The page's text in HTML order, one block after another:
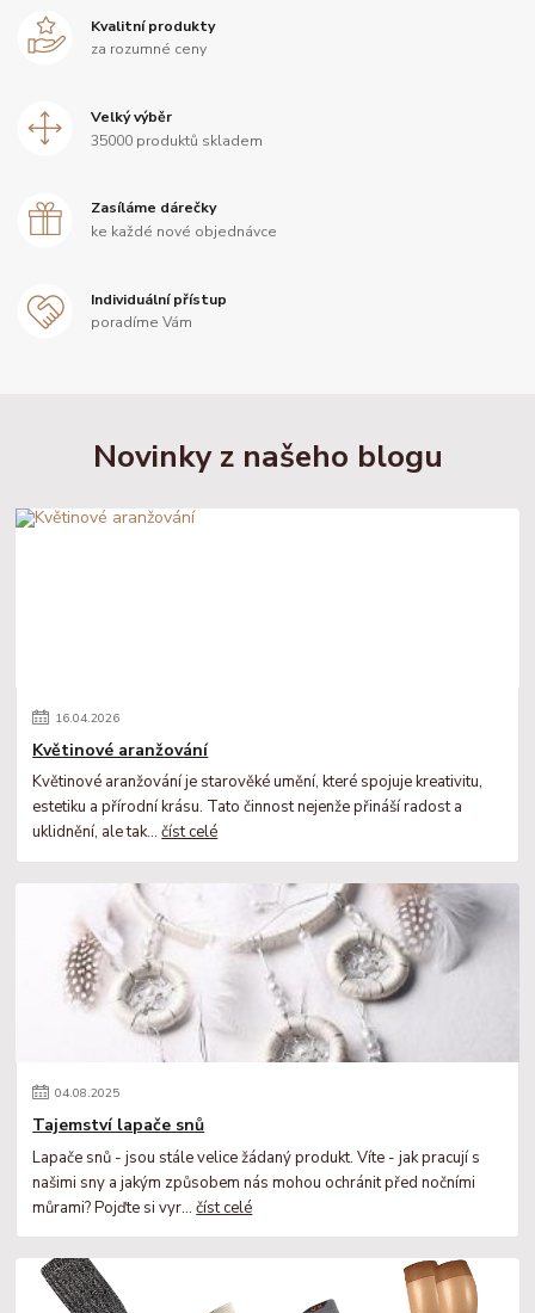
Kvalitní produkty
za rozumné ceny
Velký výběr
35000 produktů skladem
Zasíláme dárečky
ke každé nové objednávce
Individuální přístup
poradíme Vám
Novinky z našeho blogu
16.04.2026
Květinové aranžování
Květinové aranžování je starověké umění, které spojuje kreativitu,
estetiku a přírodní krásu. Tato činnost nejenže přináší radost a
uklidnění, ale tak...číst celé
04.08.2025
Tajemství lapače snů
Lapače snů - jsou stále velice žádaný produkt. Víte - jak pracují s
našimi sny a jakým způsobem nás mohou ochránit před nočními
můrami? Pojďte si vyr...číst celé